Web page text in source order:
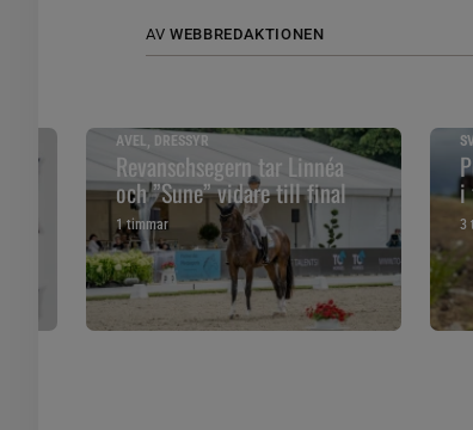
AV WEBBREDAKTIONEN
AVEL, DRESSYR
Revanschsegern tar Linnéa
och ”Sune” vidare till final
1 timmar
i
3